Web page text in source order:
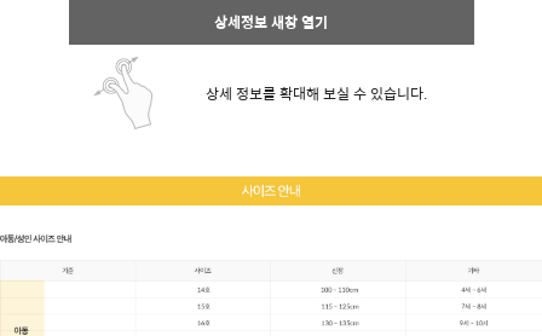
상세정보 새창 열기
상세 정보를 확대해 보실 수 있습니다.